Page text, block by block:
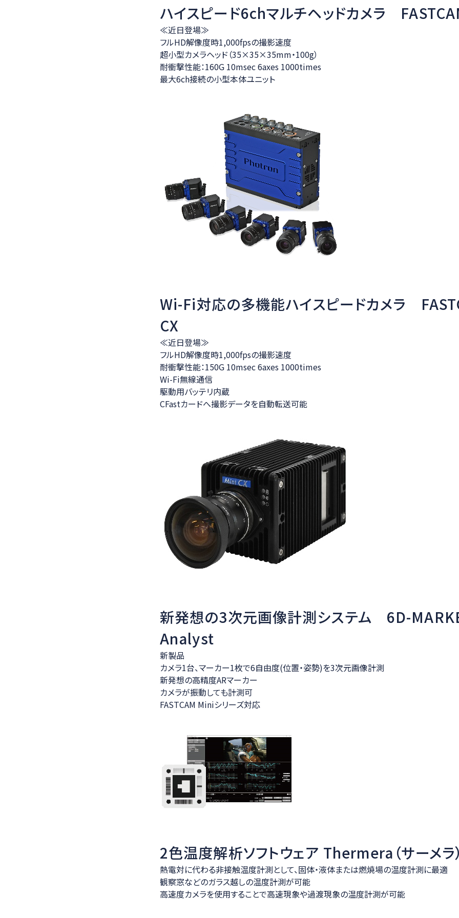
ハイスピード6chマルチヘッドカメラ
≪近日登場≫
フルHD解像度時1,000fpsの撮影速度
超小型カメラヘッド（35×35×35mm・100g）
耐衝撃性能：160G 10msec 6axes 1000times
最大6ch接続の小型本体ユニット
Wi-Fi対応の多機能ハイスピードカメラ
CX
≪近日登場≫
フルHD解像度時1,000fpsの撮影速度
耐衝撃性能：150G 10msec 6axes 1000times
Wi-Fi無線通信
駆動用バッテリ内蔵
CFastカードへ撮影データを自動転送可能
新発想の3次元画像計測システム 6D-
Analyst
新製品
カメラ1台、マーカー1枚で6自由度(位置・姿勢)を3次元画像計測
新発想の高精度ARマーカー
カメラが振動しても計測可
FASTCAM Miniシリーズ対応
2色温度解析ソフトウェア Thermera（サーメラ
熱電対に代わる非接触温度計測として、固体・液体または燃焼場の温度計測に最適
観察窓などのガラス越しの温度計測が可能
高速度カメラを使用することで高速現象や過渡現象の温度計測が可能